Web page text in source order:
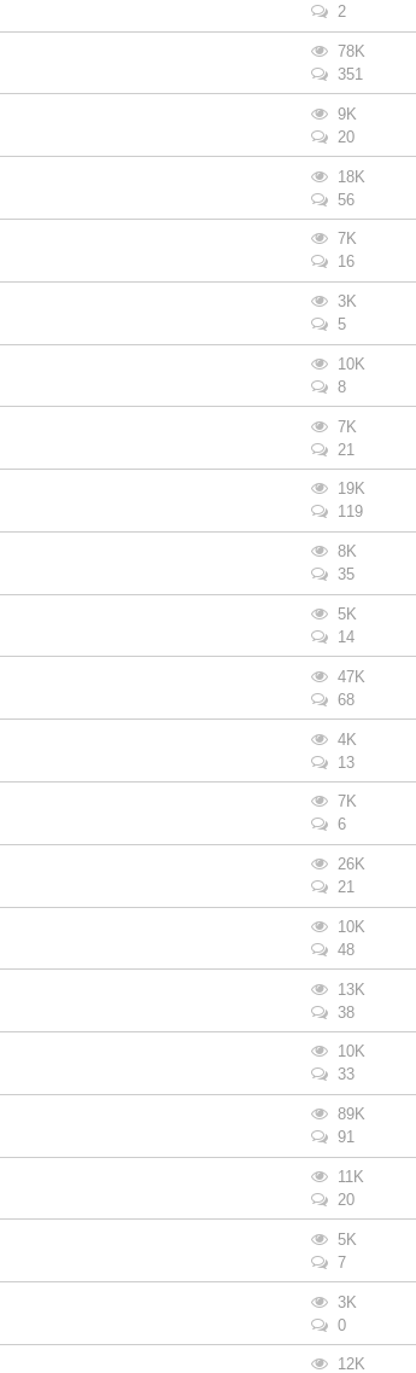
2
78K
351
9K
20
18K
56
7K
16
3K
5
10K
8
7K
21
19K
119
8K
35
5K
14
47K
68
4K
13
7K
6
26K
21
10K
48
13K
38
10K
33
89K
91
11K
20
5K
7
3K
0
12K